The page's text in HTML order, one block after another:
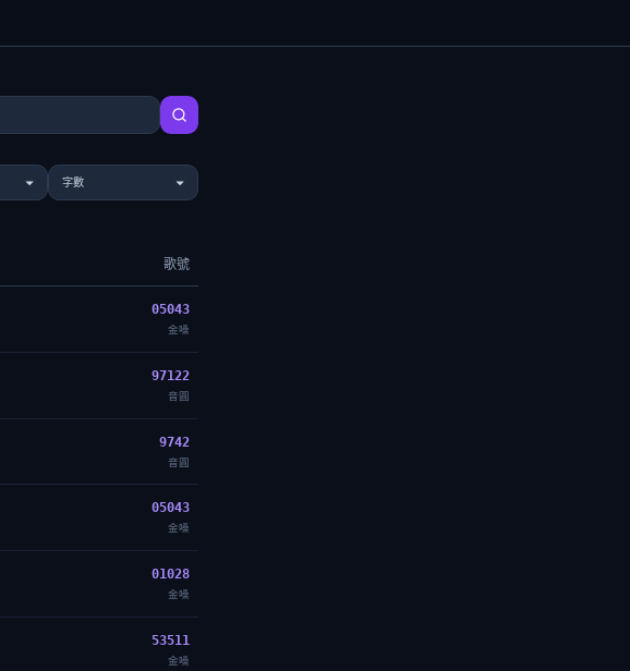
歌號
05043
金嗓
97122
音圓
9742
音圓
05043
金嗓
01028
金嗓
53511
金嗓